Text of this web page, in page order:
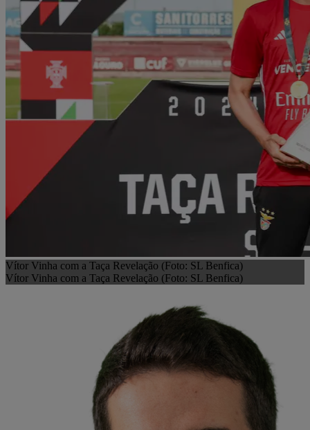
Vítor Vinha com a Taça Revelação (Foto: SL Benfica)
Vítor Vinha com a Taça Revelação (Foto: SL Benfica)